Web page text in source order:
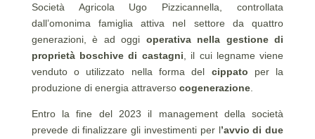
Società Agricola Ugo Pizzicannella, controllata
dall’omonima famiglia attiva nel settore da quattro
generazioni, è ad oggi operativa nella gestione di
proprietà boschive di castagni , il cui legname viene
venduto o utilizzato nella forma del cippato per la
produzione di energia attraverso cogenerazione.
Entro la fine del 2023 il management della società
prevede di finalizzare gli investimenti per l’avvio di due